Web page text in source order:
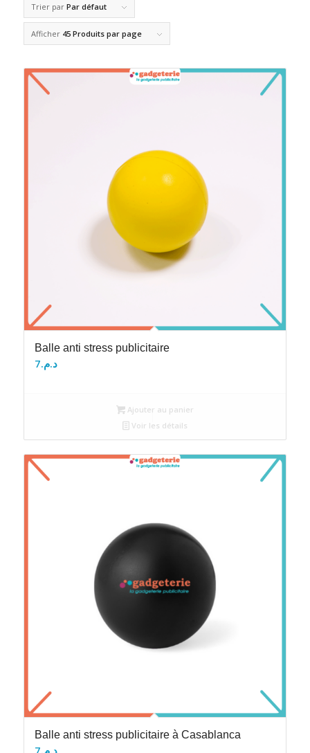
Trier par Par défaut
Afficher 45 Produits par page
Balle anti stress publicitaire
د.م.7
Ajouter au panier
Voir les détails
Balle anti stress publicitaire à Casablanca